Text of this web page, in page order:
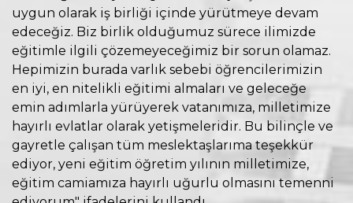
uygun olarak iş birliği içinde yürütmeye devam
edeceğiz. Biz birlik olduğumuz sürece ilimizde
eğitimle ilgili çözemeyeceğimiz bir sorun olamaz.
Hepimizin burada varlık sebebi öğrencilerimizin
en iyi, en nitelikli eğitimi almaları ve geleceğe
emin adımlarla yürüyerek vatanımıza, milletimize
hayırlı evlatlar olarak yetişmeleridir. Bu bilinçle ve
gayretle çalışan tüm meslektaşlarıma teşekkür
ediyor, yeni eğitim öğretim yılının milletimize,
eğitim camiamıza hayırlı uğurlu olmasını temenni